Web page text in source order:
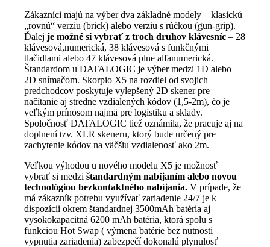
Zákazníci majú na výber dva základné modely – klasickú
„rovnú“ verziu (brick) alebo verziu s rúčkou (gun-grip).
Ďalejje možné si vybrať z troch druhov klávesníc – 28
klávesová,numerická, 38 klávesová s funkčnými
tlačidlami alebo 47 klávesová plne alfanumerická.
Štandardom u DATALOGIC je výber medzi 1D alebo
2D snímačom. Skorpio X5 na rozdiel od svojich
predchodcov poskytuje vylepšený 2D skener pre
načítanie aj stredne vzdialených kódov (1,5-2m), čo je
veľkým prínosom najmä pre logistiku a sklady.
Spoločnosť DATALOGIC tiež oznámila, že pracuje aj na
doplnení tzv. XLR skeneru, ktorý bude určený pre
zachytenie kódov na väčšiu vzdialenosť ako 2m.
Veľkou výhodou u nového modelu X5 je možnosť
vybrať si medzištandardným nabíjaním alebo novou
technológiou bezkontaktného nabíjania. V prípade, že
má zákazník potrebu využívať zariadenie 24/7 je k
dispozícii okrem štandardnej 3500mAh batéria aj
vysokokapacitná 6200 mAh batéria, ktorá spolu s
funkciou Hot Swap ( výmena batérie bez nutnosti
vypnutia zariadenia) zabezpečí dokonalú plynulosť